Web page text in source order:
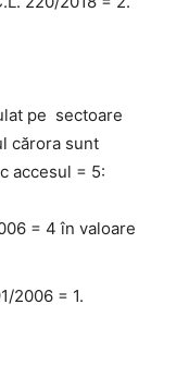
pe sectoare
cărora sunt
accesul = 5:
= 4 în valoare
2006 = 1.